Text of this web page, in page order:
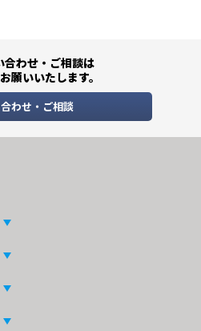
合わせ・ご相談は
願いいたします。
わせ・ご相談